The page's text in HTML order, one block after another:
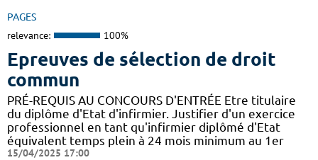
PAGES
relevance: 100%
Epreuves de sélection de droit
commun
PRÉ-REQUIS AU CONCOURS D'ENTRÉE Etre titulaire
du diplôme d'Etat d'infirmier. Justifier d'un exercice
professionnel en tant qu'infirmier diplômé d'Etat
équivalent temps plein à 24 mois minimum au 1er
15/04/2025 17:00